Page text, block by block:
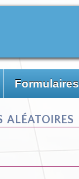
aléatoires